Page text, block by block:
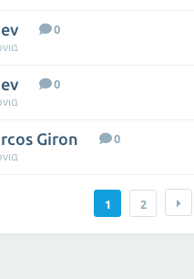
0
0
Giron
0
1 2